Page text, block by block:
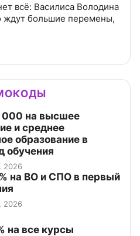
всё: Василиса Володина
ждут большие перемены,
000 на высшее
и среднее
образование в
обучения
2026
на ВО и СПО в первый
2026
на все курсы